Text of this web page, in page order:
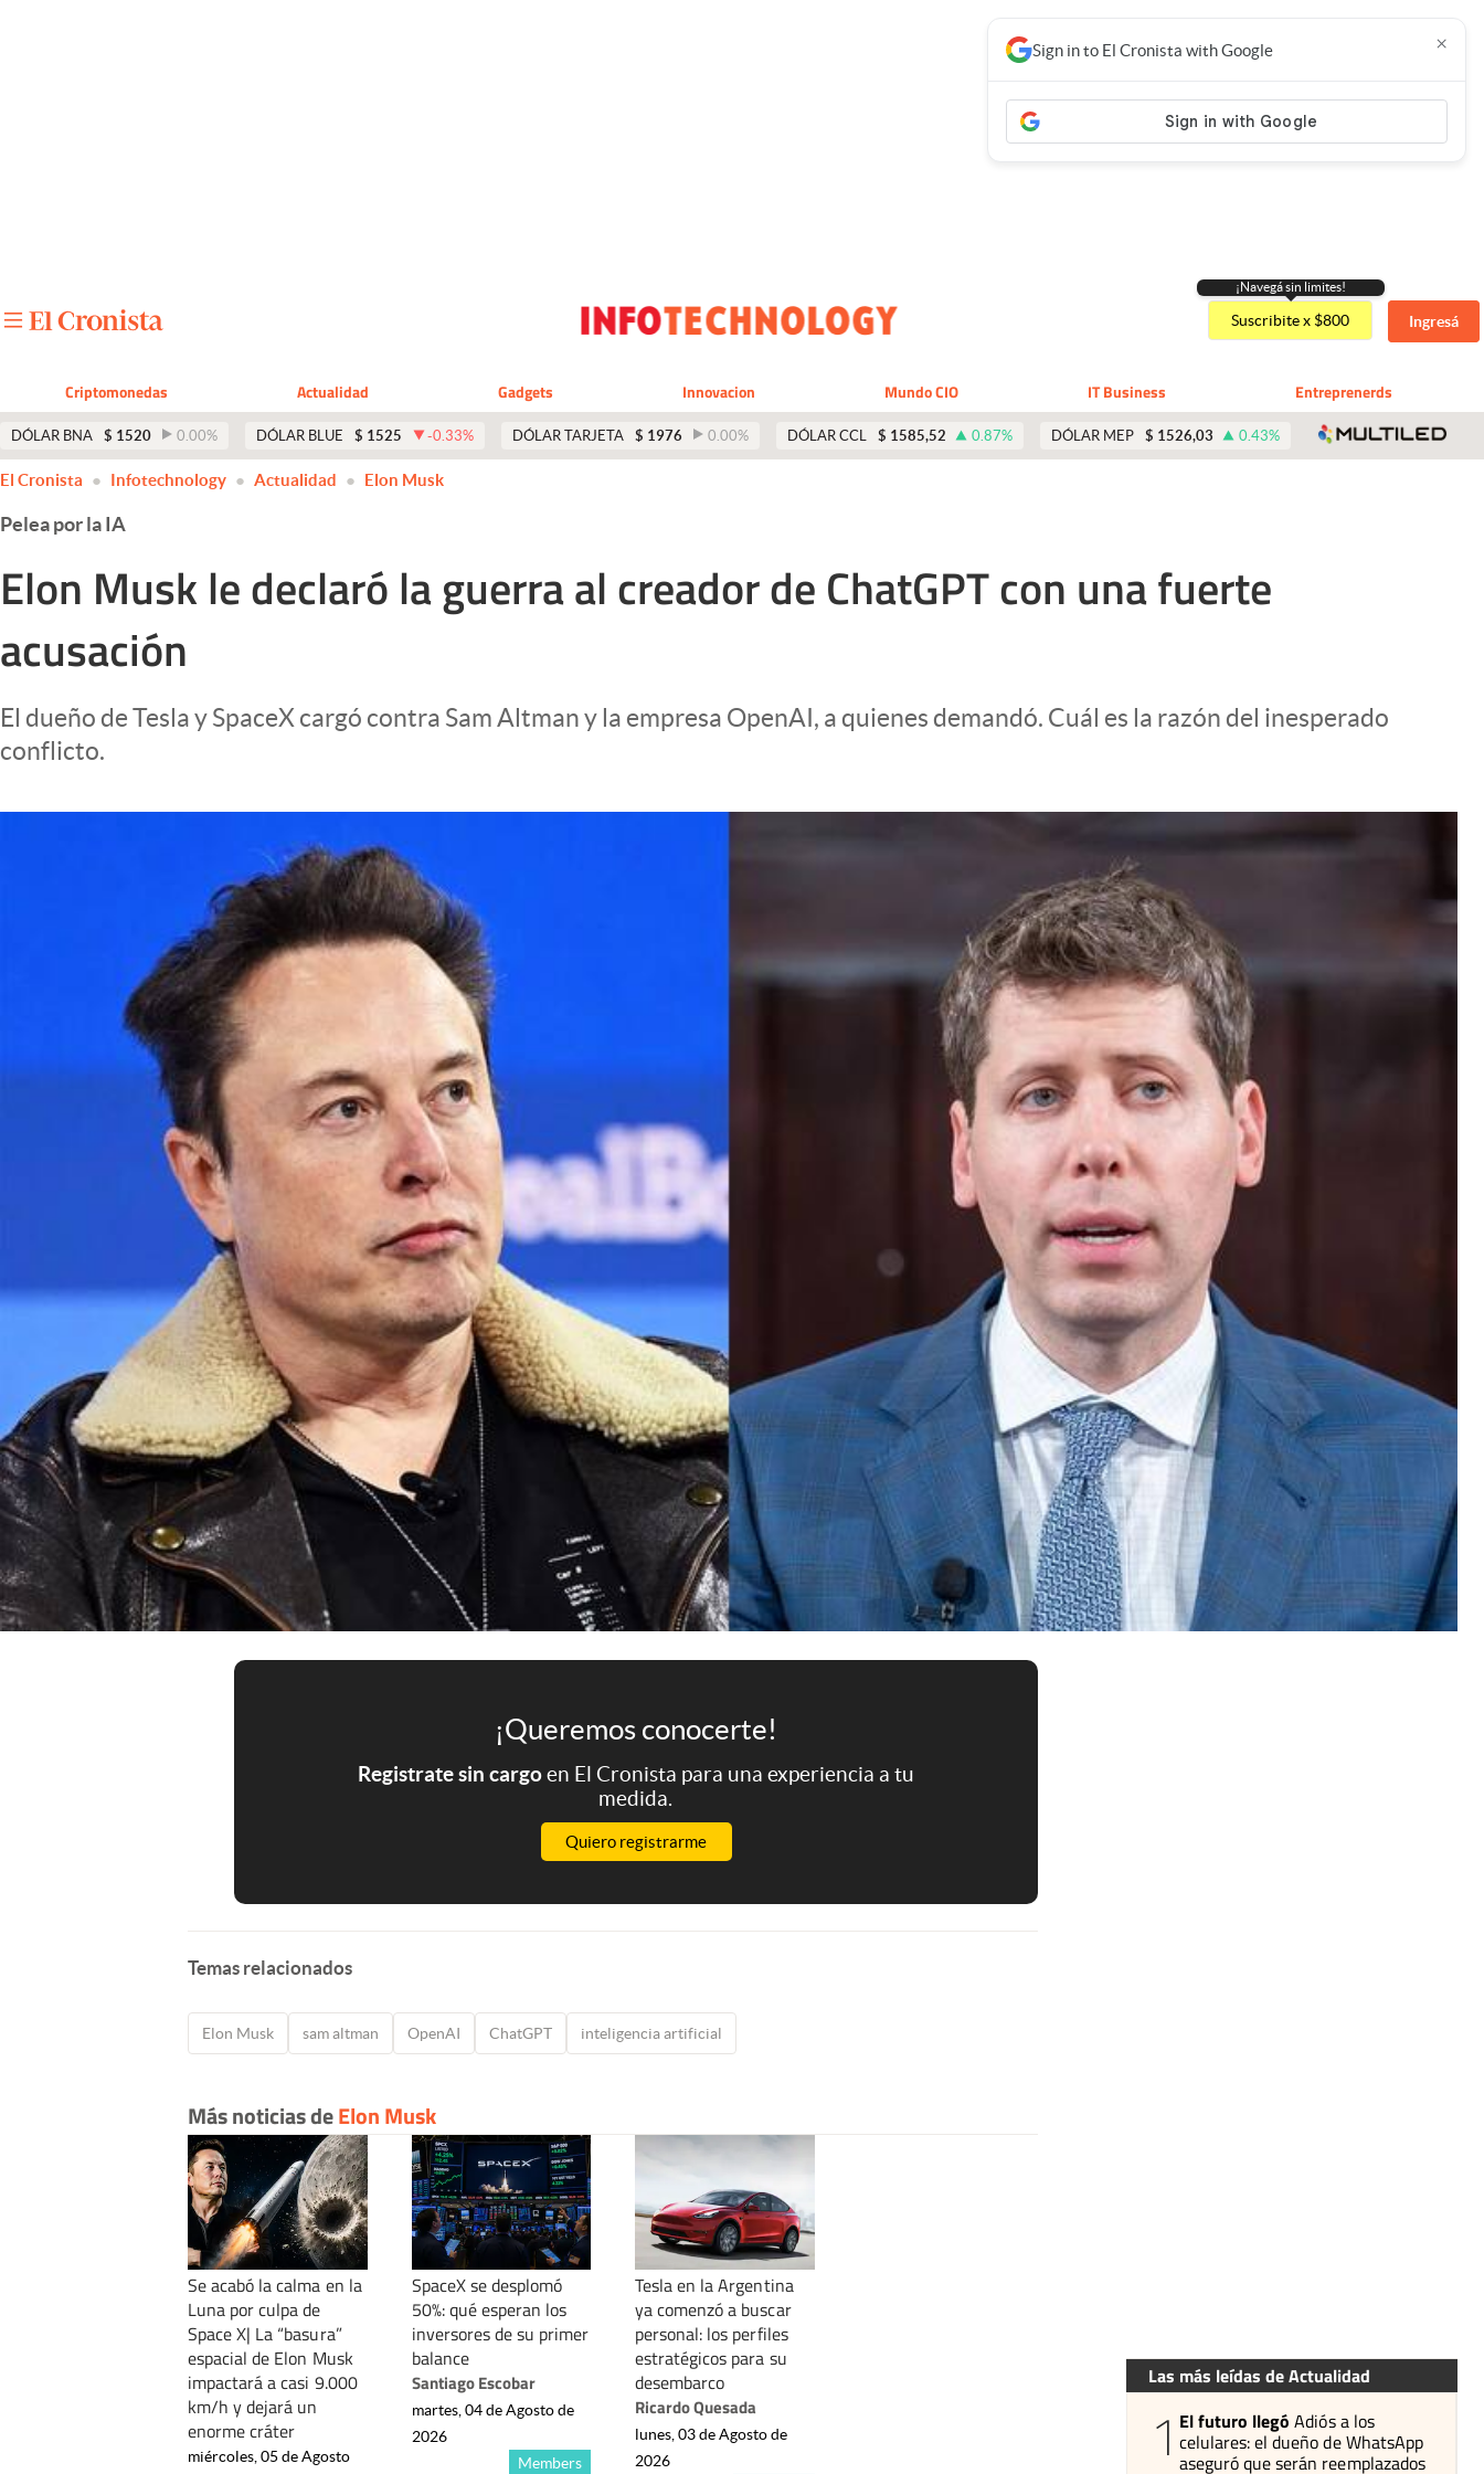
Apertura
Clima
El Cronista Studio
Mediakit
¡Navegá sin limites!
Suscribite x $800 Ingresá
Criptomonedas Actualidad Gadgets Innovacion Mundo CIO IT Business Entreprenerds
DÓLAR BNA $ 1520 0.00% DÓLAR BLUE $ 1525 -0.33% DÓLAR TARJETA $ 1976 0.00% DÓLAR CCL $ 1585,52 0.87% DÓLAR MEP $ 1526,03 0.43%
Sign in to El Cronista with Google ×
El Cronista Infotechnology Actualidad Elon Musk
Pelea por la IA
Elon Musk le declaró la guerra al creador de ChatGPT con una fuerte
acusación
El dueño de Tesla y SpaceX cargó contra Sam Altman y la empresa OpenAI, a quienes demandó. Cuál es la razón del inesperado
conflicto.
¡Queremos conocerte!
Registrate sin cargoen El Cronista para una experiencia a tu
medida.
Quiero registrarme
Temas relacionados
Elon Musk sam altman OpenAI ChatGPT inteligencia artificial
Más noticias deElon Musk
Se acabó la calma en la
Luna por culpa de
Space X| La “basura”
espacial de Elon Musk
impactará a casi 9.000
km/h y dejará un
enorme cráter
miércoles, 05 de Agosto
SpaceX se desplomó
50%: qué esperan los
inversores de su primer
balance
Santiago Escobar
Members
martes, 04 de Agosto de
2026
Tesla en la Argentina
ya comenzó a buscar
personal: los perfiles
estratégicos para su
desembarco
Ricardo Quesada
lunes, 03 de Agosto de
2026
Las más leídas de Actualidad
1 El futuro llegó Adiós a los
celulares: el dueño de WhatsApp
aseguró que serán reemplazados